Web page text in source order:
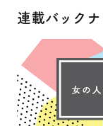
連載バックナ